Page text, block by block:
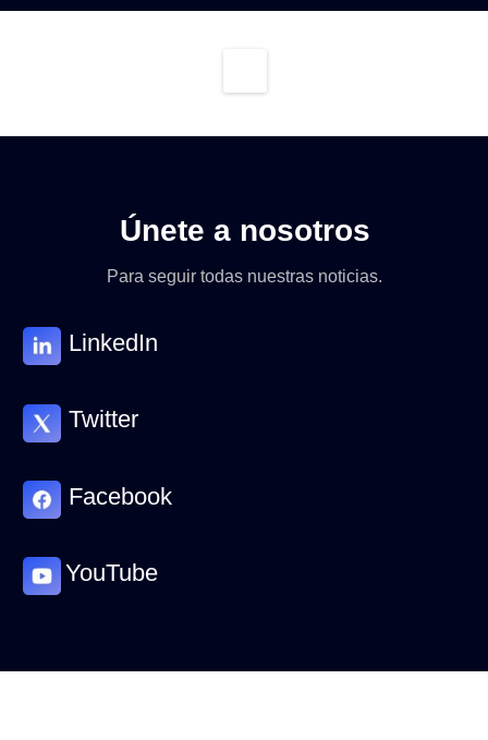
Únete a nosotros
Para seguir todas nuestras noticias.
LinkedIn
Twitter
Facebook
YouTube